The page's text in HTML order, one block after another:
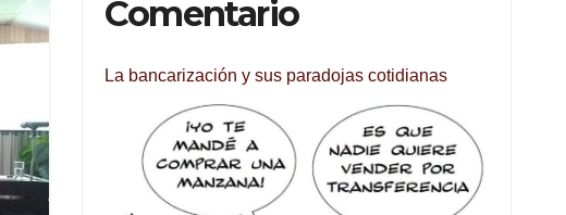
Comentario
La bancarización y sus paradojas cotidianas